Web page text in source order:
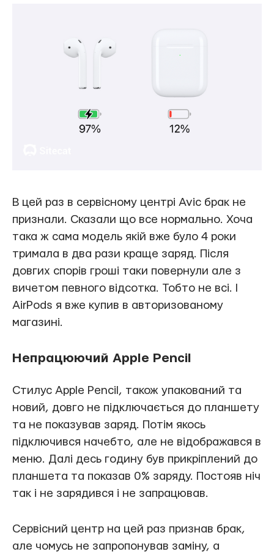
В цей раз в сервісному центрі Avic брак не
признали. Сказали що все нормально. Хоча
така ж сама модель якій вже було 4 роки
тримала в два рази краще заряд. Після
довгих спорів гроші таки повернули але з
вичетом певного відсотка. Тобто не всі. І
AirPods я вже купив в авторизованому
магазині.
Непрацюючий Apple Pencil
Стилус Apple Pencil, також упакований та
новий, довго не підключається до планшету
та не показував заряд. Потім якось
підключився начебто, але не відображався в
меню. Далі десь годину був прикріплений до
планшета та показав 0% заряду. Постояв ніч
так і не зарядився і не запрацював.
Сервісний центр на цей раз признав брак,
але чомусь не запропонував заміну, а